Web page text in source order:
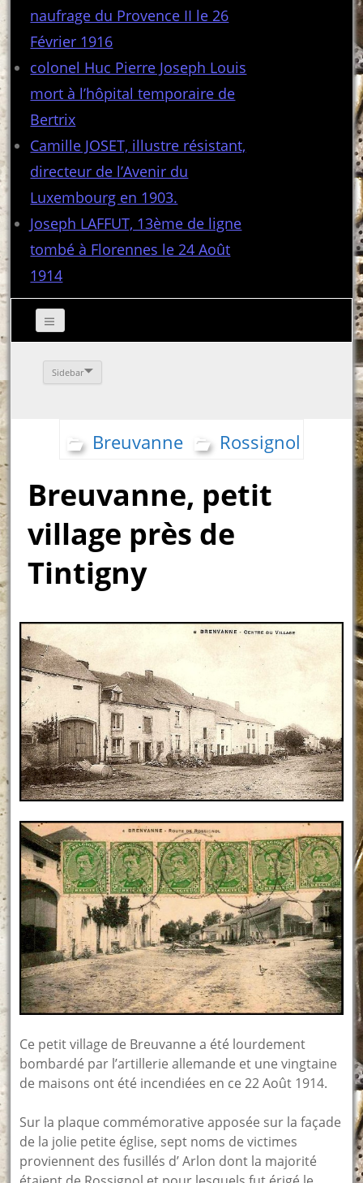
naufrage du Provence II le 26
Février 1916
colonel Huc Pierre Joseph Louis
mort à l’hôpital temporaire de
Bertrix
Camille JOSET, illustre résistant,
directeur de l’Avenir du
Luxembourg en 1903.
Joseph LAFFUT, 13ème de ligne
tombé à Florennes le 24 Août
1914
Sidebar
Breuvanne Rossignol
Breuvanne, petit
village près de
Tintigny
Ce petit village de Breuvanne a été lourdement
bombardé par l’artillerie allemande et une vingtaine
de maisons ont été incendiées en ce 22 Août 1914.
Sur la plaque commémorative apposée sur la façade
de la jolie petite église, sept noms de victimes
proviennent des fusillés d’ Arlon dont la majorité